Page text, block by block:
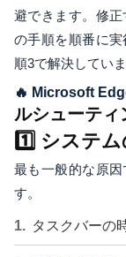
避できます。修
の手順を順番に
順3で解決してい
🔥 Microsoft
ルシューティ
1️⃣ システ
最も一般的な原
す。
タスクバーの